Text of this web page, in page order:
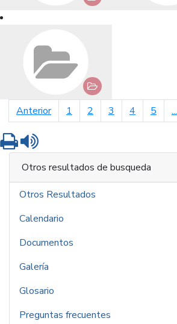
Anteriorpágina anterior
1 2 3 4 5 ...
Imprimir
Otros resultados de busqueda
Otros Resultados
Calendario
Documentos
Galería
Glosario
Preguntas frecuentes